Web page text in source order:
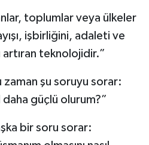
toplumlar veya ülkeler
işbirliğini, adaleti ve
artıran teknolojidir.”
şu soruyu sorar:
daha güçlü olurum?”
bir soru sorar: